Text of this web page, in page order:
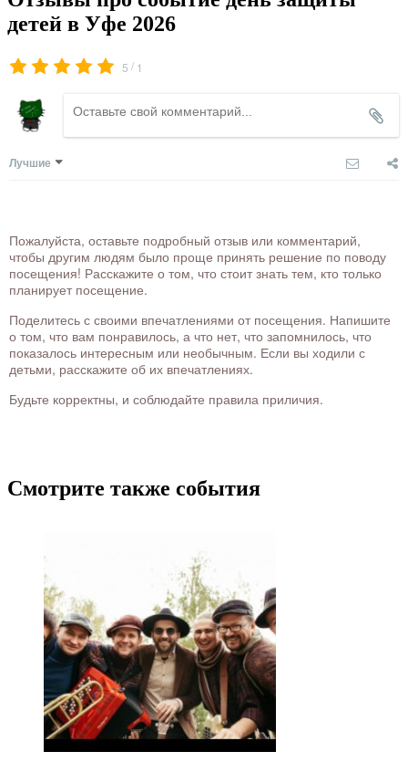
детей в Уфе 2026
5 / 1
Лучшие
Пожалуйста, оставьте подробный отзыв или комментарий,
чтобы другим людям было проще принять решение по поводу
посещения! Расскажите о том, что стоит знать тем, кто только
планирует посещение.
Поделитесь с своими впечатлениями от посещения. Напишите
о том, что вам понравилось, а что нет, что запомнилось, что
показалось интересным или необычным. Если вы ходили с
детьми, расскажите об их впечатлениях.
Будьте корректны, и соблюдайте правила приличия.
Смотрите также события